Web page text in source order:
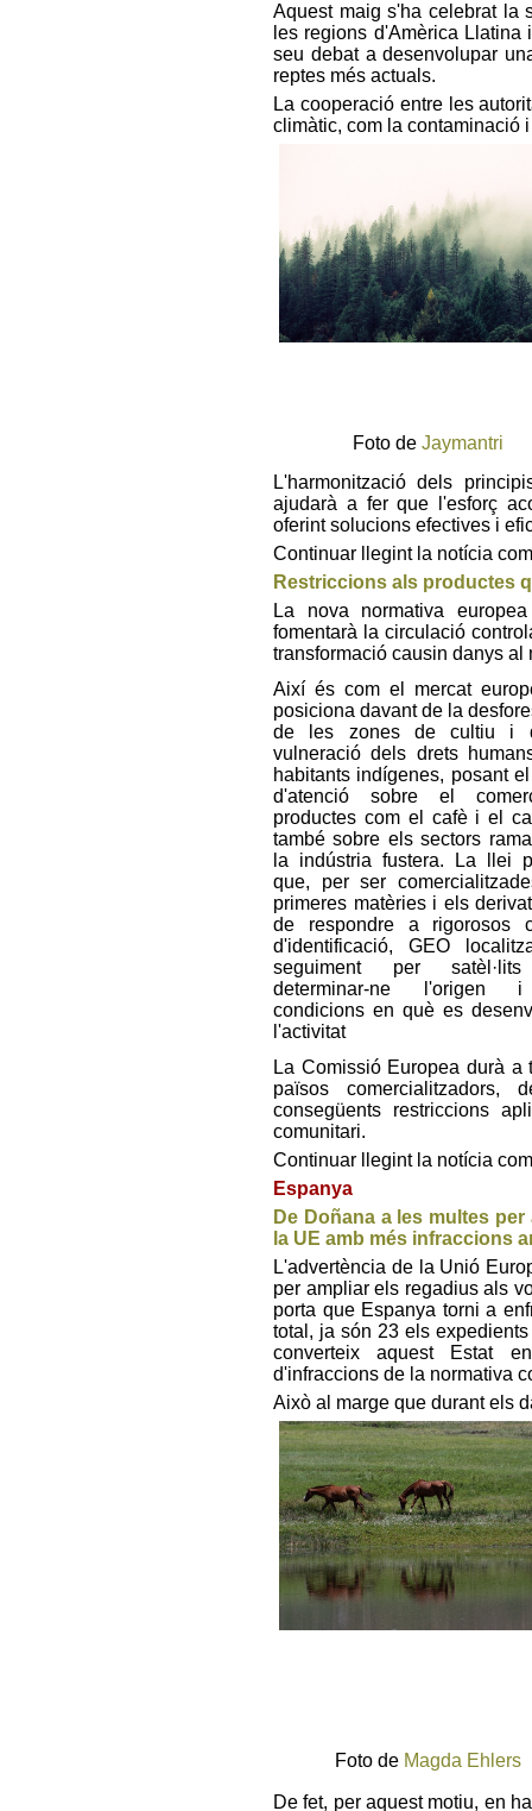
Aquest maig s'ha celebrat la
les regions d'Amèrica
seu debat a desenvolupar
reptes més actuals.
La cooperació entre les
climàtic, com la contaminació
Foto de Jaymantri
L'harmonització dels
ajudarà a fer que l'esforç
oferint solucions efectives i
Continuar llegint la notícia
Restriccions als productes
La nova normativa
fomentarà la circulació
transformació causin danys al
Així és com el mercat
posiciona davant de la
de les zones de cultiu i
vulneració dels drets
habitants indígenes, posant
d'atenció sobre el
productes com el cafè i el
també sobre els sectors
la indústria fustera. La llei
que, per ser
primeres matèries i els
de respondre a rigorosos
d'identificació, GEO
seguiment per
determinar-ne l'origen
condicions en què es
l'activitat
La Comissió Europea durà
països
consegüents restriccions
comunitari.
Continuar llegint la notícia
Espanya
De Doñana a les multes
la UE amb més infraccions
L'advertència de la Unió
per ampliar els regadius als
porta que Espanya torni a
total, ja són 23 els
converteix aquest Estat
d'infraccions de la normativa
Això al marge que durant els
Foto de Magda Ehlers
De fet, per aquest motiu, en